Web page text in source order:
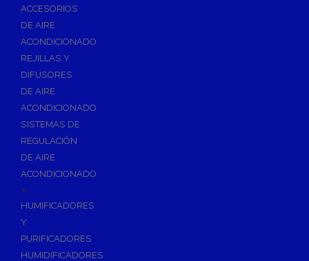
Termometros
Otros accesorios de calefacción
Accesorios de Radiadores
Tapones, purgadores y accesorios para radiador
Soportes para Radiadores
Acumuladores e Interacumuladores
Bombas Circuladoras / Grupos de Bombeo
Bombas de Calefacción
Bombas Simples para ACS
Calderas
Grupos Térmicos de Gasóleo
ACCESORIOS
DE AIRE
ACONDICIONADO
REJILLAS Y
DIFUSORES
DE AIRE
ACONDICIONADO
SISTEMAS DE
REGULACIÓN
DE AIRE
ACONDICIONADO
+
HUMIFICADORES
Y
PURIFICADORES
HUMIDIFICADORES